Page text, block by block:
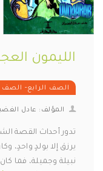
الليمون
الصف الرابع-
المؤلف: عادل
تدور أحداث القصة
يرزق إلا بولدٍ واحدٍ،
نبيلة وجميلة، فما